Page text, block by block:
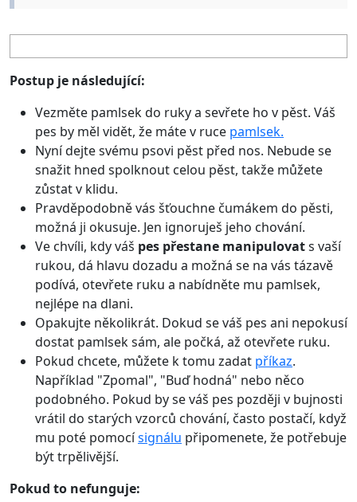
Postup je následující:
Vezměte pamlsek do ruky a sevřete ho v pěst. Váš
pes by měl vidět, že máte v ruce pamlsek.
Nyní dejte svému psovi pěst před nos. Nebude se
snažit hned spolknout celou pěst, takže můžete
zůstat v klidu.
Pravděpodobně vás šťouchne čumákem do pěsti,
možná ji okusuje. Jen ignoruješ jeho chování.
Ve chvíli, kdy váš pes přestane manipulovats vaší
rukou, dá hlavu dozadu a možná se na vás tázavě
podívá, otevřete ruku a nabídněte mu pamlsek,
nejlépe na dlani.
Opakujte několikrát. Dokud se váš pes ani nepokusí
dostat pamlsek sám, ale počká, až otevřete ruku.
Pokud chcete, můžete k tomu zadat příkaz.
Například "Zpomal", "Buď hodná" nebo něco
podobného. Pokud by se váš pes později v bujnosti
vrátil do starých vzorců chování, často postačí, když
mu poté pomocísignálu připomenete, že potřebuje
být trpělivější.
Pokud to nefunguje: